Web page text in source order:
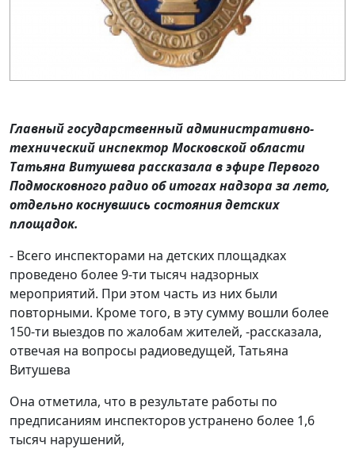
Главный государственный административно-
технический инспектор Московской области
Татьяна Витушева рассказала в эфире Первого
Подмосковного радио об итогах надзора за лето,
отдельно коснувшись состояния детских
площадок.
- Всего инспекторами на детских площадках
проведено более 9-ти тысяч надзорных
мероприятий. При этом часть из них были
повторными. Кроме того, в эту сумму вошли более
150-ти выездов по жалобам жителей, -рассказала,
отвечая на вопросы радиоведущей, Татьяна
Витушева
Она отметила, что в результате работы по
предписаниям инспекторов устранено более 1,6
тысяч нарушений,